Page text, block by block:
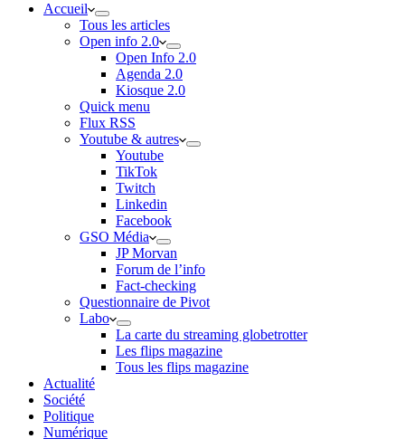
Accueil
Tous les articles
Open info 2.0
Open Info 2.0
Agenda 2.0
Kiosque 2.0
Quick menu
Flux RSS
Youtube & autres
Youtube
TikTok
Twitch
Linkedin
Facebook
GSO Média
JP Morvan
Forum de l’info
Fact-checking
Questionnaire de Pivot
Labo
La carte du streaming globetrotter
Les flips magazine
Tous les flips magazine
Actualité
Société
Politique
Numérique